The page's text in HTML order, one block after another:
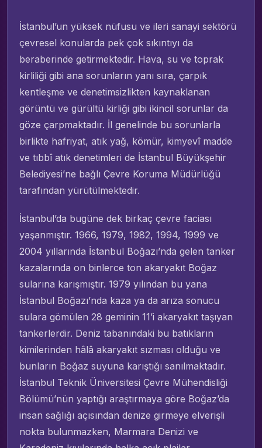
İstanbul’un yüksek nüfusu ve ileri sanayi sektörü
çevresel konularda pek çok sıkıntıyı da
beraberinde getirmektedir. Hava, su ve toprak
kirliliği gibi ana sorunların yanı sıra, çarpık
kentleşme ve denetimsizlikten kaynaklanan
görüntü ve gürültü kirliği gibi ikincil sorunlar da
göze çarpmaktadır. İl genelinde bu sorunlarla
birlikte hafriyat, atık yağ, kömür, kimyevî madde
ve tıbbî atık denetimleri de İstanbul Büyükşehir
Belediyesi’ne bağlı Çevre Koruma Müdürlüğü
tarafından yürütülmektedir.
İstanbul’da bugüne dek birkaç çevre faciası
yaşanmıştır. 1966, 1979, 1982, 1994, 1999 ve
2004 yıllarında İstanbul Boğazı’nda gelen tanker
kazalarında on binlerce ton akaryakıt Boğaz
sularına karışmıştır. 1979 yılından bu yana
İstanbul Boğazı’nda kaza ya da arıza sonucu
sulara gömülen 28 geminin 11’i akaryakıt taşıyan
tankerlerdir. Deniz tabanındaki bu batıkların
kimilerinden hâlâ akaryakıt sızması olduğu ve
bunların Boğaz suyuna karıştığı sanılmaktadır.
İstanbul Teknik Üniversitesi Çevre Mühendisliği
Bölümü’nün yaptığı araştırmaya göre Boğaz’da
insan sağlığı açısından denize girmeye elverişli
nokta bulunmazken, Marmara Denizi ve